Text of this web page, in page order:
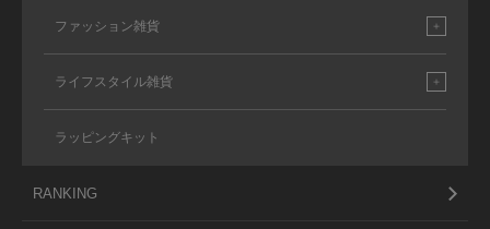
ファッション雑貨
ライフスタイル雑貨
ラッピングキット
RANKING